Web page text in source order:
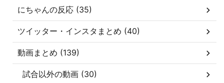
にちゃんの反応 (35)
ツイッター・インスタまとめ (40)
動画まとめ (139)
試合以外の動画 (30)